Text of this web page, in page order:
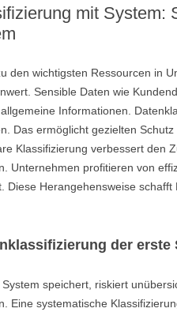
mit System:
den wichtigsten Ressourcen in
Sensible Daten wie
Informationen.
Das ermöglicht gezielten
Klassifizierung verbessert den
Unternehmen profitieren von
Diese Herangehensweise
der
speichert, riskiert
Eine systematische